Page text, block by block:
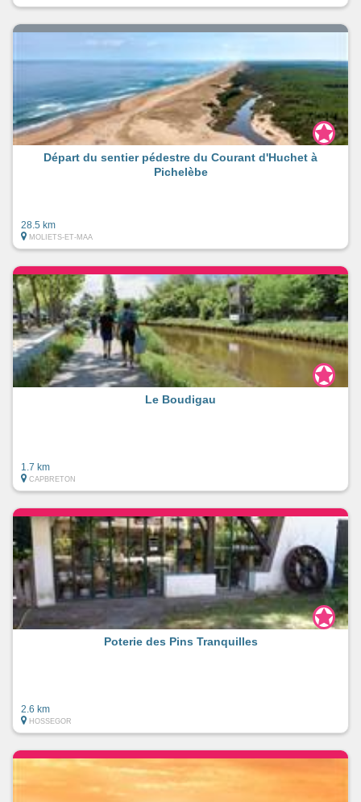
Départ du sentier pédestre du Courant d'Huchet à
Pichelèbe
28.5 km
MOLIETS-ET-MAA
Le Boudigau
1.7 km
CAPBRETON
Poterie des Pins Tranquilles
2.6 km
HOSSEGOR